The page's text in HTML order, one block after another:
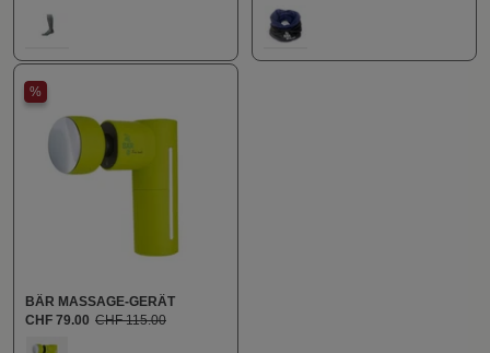
Farbe
111
Farbe
100
%
BÄR MASSAGE-GERÄT
CHF 79.00 CHF 115.00
Farbe